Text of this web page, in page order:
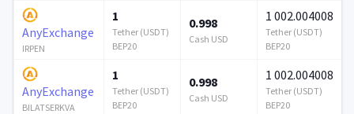
AnyExchange
IRPEN
1
Tether (USDT)
BEP20
0.998
Cash USD
1 002.004008
Tether (USDT)
BEP20
AnyExchange
BILATSERKVA
1
Tether (USDT)
BEP20
0.998
Cash USD
1 002.004008
Tether (USDT)
BEP20